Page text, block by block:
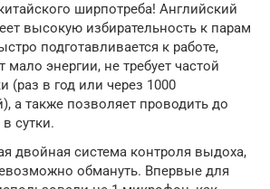
ширпотреба! Английский
высокую избирательность к парам
подготавливается к работе,
мало энергии, не требует частой
(раз в год или через 1000
а также позволяет проводить до
в сутки.
двойная система контроля выдоха,
обмануть. Впервые для